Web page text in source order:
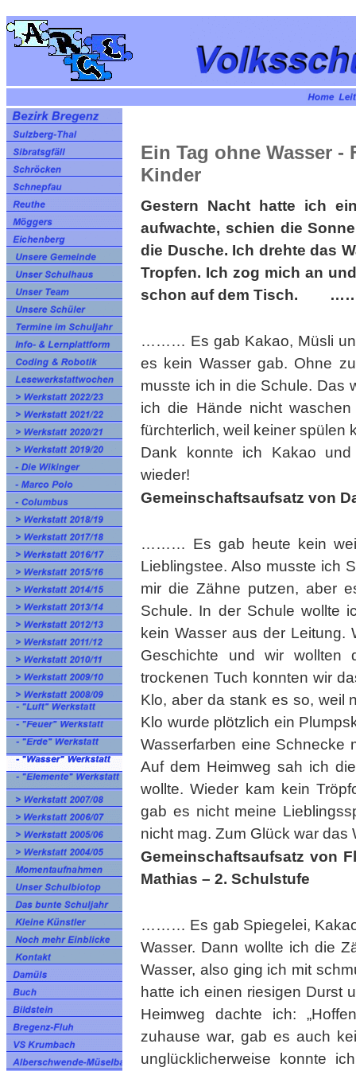
Ein Tag ohne Wasser
Kinder
Gestern Nacht hatte ich
aufwachte, schien die
die Dusche. Ich drehte das
Tropfen. Ich zog mich an
schon auf dem Tisch.
……… Es gab Kakao, Müsli
es kein Wasser gab. Ohne
musste ich in die Schule. Das
ich die Hände nicht
fürchterlich, weil keiner spülen
Dank konnte ich Kakao
wieder!
Gemeinschaftsaufsatz von
……… Es gab heute kein
Lieblingstee. Also musste ich
mir die Zähne putzen, aber
Schule. In der Schule wollte
kein Wasser aus der Leitung.
Geschichte und wir wollten
trockenen Tuch konnten wir
Klo, aber da stank es so, weil
Klo wurde plötzlich ein
Wasserfarben eine Schnecke
Auf dem Heimweg sah ich
wollte. Wieder kam kein
gab es nicht meine
nicht mag. Zum Glück war
Gemeinschaftsaufsatz von
Mathias – 2. Schulstufe
……… Es gab Spiegelei,
Wasser. Dann wollte ich die
Wasser, also ging ich mit
hatte ich einen riesigen Durst
Heimweg dachte ich:
zuhause war, gab es auch
unglücklicherweise konnte